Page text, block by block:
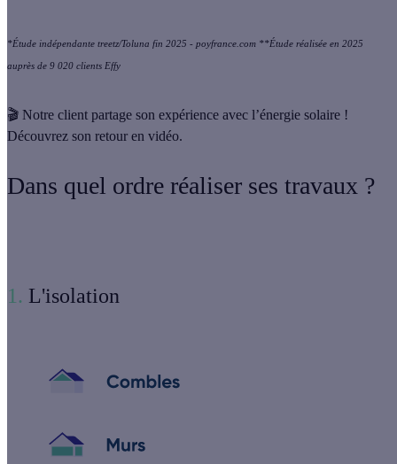
*Étude indépendante treetz/Toluna fin 2025 - poyfrance.com **Étude réalisée en 2025
auprès de 9 020 clients Effy
🎬 Notre client partage son expérience avec l’énergie solaire !
Découvrez son retour en vidéo.
Dans quel ordre réaliser ses travaux ?
1. L'isolation